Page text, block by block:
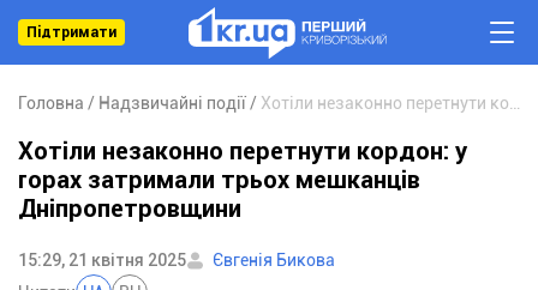
Підтримати
Головна Надзвичайні події
Хотіли незаконно перетнути кордон: у
горах затримали трьох мешканців
Дніпропетровщини
15:29, 21 квітня 2025
Євгенія Бикова